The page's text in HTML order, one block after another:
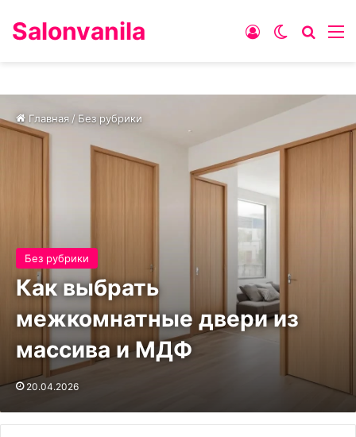
Salonvanila Switch skin
Войти
Главная /Без рубрики
Без рубрики
Как выбрать
межкомнатные двери из
массива и МДФ
20.04.2026